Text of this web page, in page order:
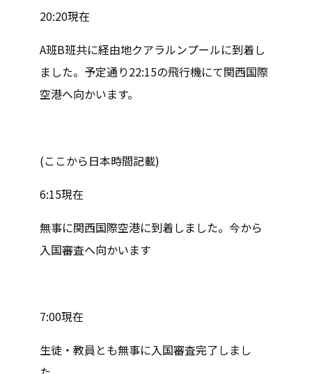
20:20現在
A班B班共に経由地クアラルンプールに到着し
ました。予定通り22:15の飛行機にて関西国際
空港へ向かいます。
(ここから日本時間記載)
6:15現在
無事に関西国際空港に到着しました。今から
入国審査へ向かいます
7:00現在
生徒・教員とも無事に入国審査完了しまし